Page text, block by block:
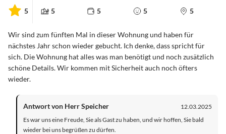
5 5 5 5 5
Wir sind zum fünften Mal in dieser Wohnung und haben für
nächstes Jahr schon wieder gebucht. Ich denke, dass spricht für
sich. Die Wohnung hat alles was man benötigt und noch zusätzlich
schöne Details. Wir kommen mit Sicherheit auch noch öfters
wieder.
Antwort von Herr Speicher
12.03.2025
Es war uns eine Freude, Sie als Gast zu haben, und wir hoffen, Sie bald
wieder bei uns begrüßen zu dürfen.